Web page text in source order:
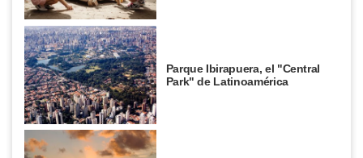
Parque Ibirapuera, el "Central
Park" de Latinoamérica